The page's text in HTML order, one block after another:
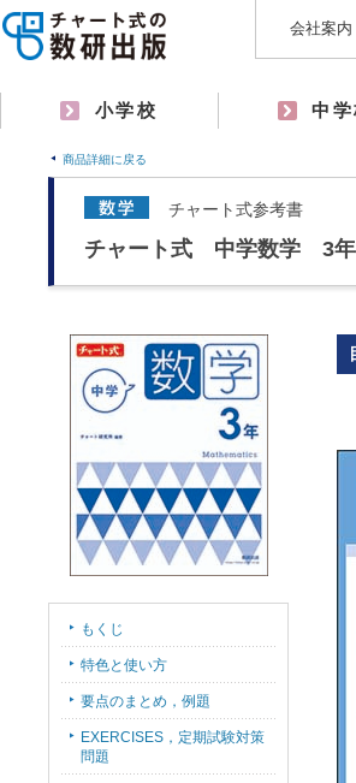
会社案内
小学校 中学
商品詳細に戻る
チャート式参考書
チャート式 中学数学 3年
もくじ
特色と使い方
要点のまとめ，例題
EXERCISES，定期試験対策
問題